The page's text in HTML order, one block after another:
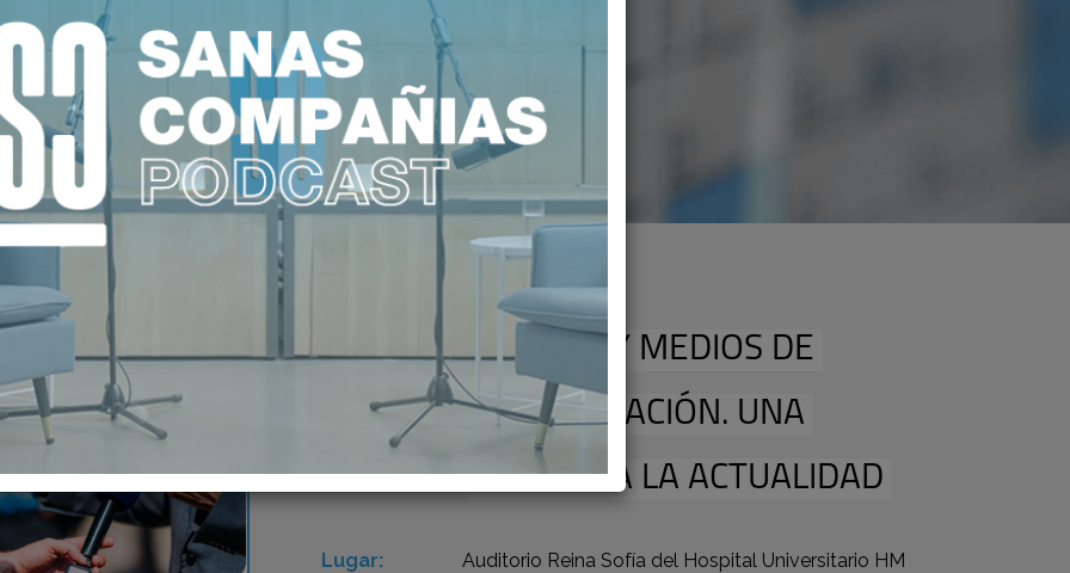
16
MAY 2024
CÁNCER Y MEDIOS DE
COMUNICACIÓN. UNA
MIRADA A LA ACTUALIDAD
Lugar:
Auditorio Reina Sofía del Hospital Universitario HM